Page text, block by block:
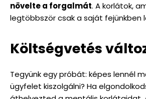
növelte a forgalmát. A korlátok,
legtöbbször csak a saját fejünkben
Költségvetés
Tegyünk egy próbát: képes lennél
ügyfelet kiszolgálni? Ha